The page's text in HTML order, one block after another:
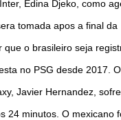
Edina Djeko, como
tomada apos a final
o brasileiro seja
no PSG desde 2017.
Javier Hernandez,
24 minutos. O